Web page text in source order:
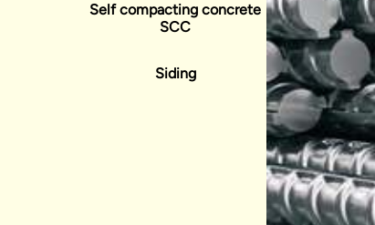
Self compacting concrete
SCC
Siding